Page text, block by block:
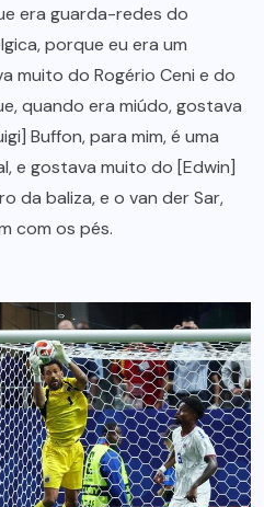
era guarda-redes do
porque eu era um
muito do Rogério Ceni e do
quando era miúdo, gostava
Buffon, para mim, é uma
e gostava muito do [Edwin]
da baliza, e o van der Sar,
com os pés.